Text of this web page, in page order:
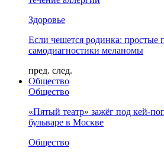
Здоровье
Если чешется родинка: простые
самодиагностики меланомы
пред. след.
Общество
Общество
«Пятый театр» зажёг под кей-
бульваре в Москве
Общество